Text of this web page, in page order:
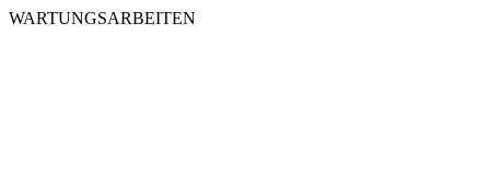
WARTUNGSARBEITEN